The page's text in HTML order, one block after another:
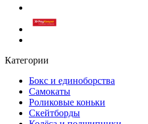
Категории
Бокс и единоборства
Самокаты
Роликовые коньки
Скейтборды